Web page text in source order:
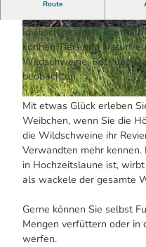
© Annika Kolken / Das Bergische | KI-
© Annika Kolken / Das Bergische | KI-
t | CC-BY-
Route
Im Wildpark können Sie
Besuch bei
Idyllisch gelegen,
können Tier- und
Wildschweine, Rot- und
beobachten.
Mit etwas Glück erleben
Weibchen, wenn Sie die
die Wildschweine ihr
Verwandten mehr
in Hochzeitslaune ist,
als wackele der gesamte
Gerne können Sie selbst
Mengen verfüttern oder in
werfen.